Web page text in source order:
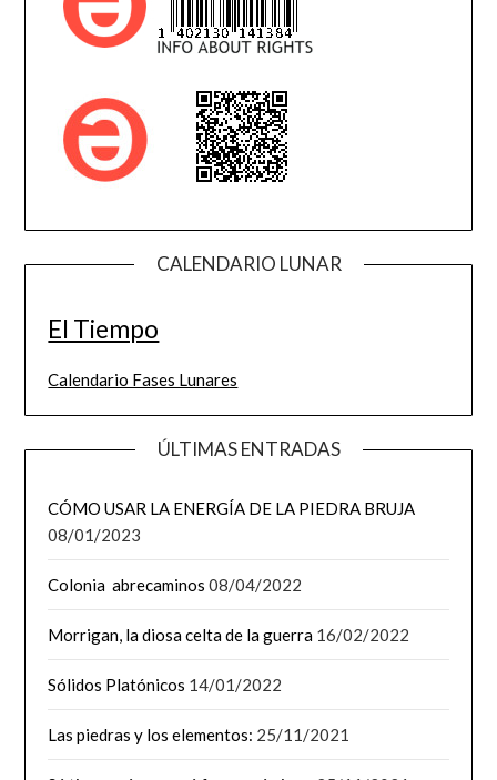
CALENDARIO LUNAR
El Tiempo
Calendario Fases Lunares
ÚLTIMAS ENTRADAS
CÓMO USAR LA ENERGÍA DE LA PIEDRA BRUJA
08/01/2023
Colonia abrecaminos 08/04/2022
Morrigan, la diosa celta de la guerra 16/02/2022
Sólidos Platónicos 14/01/2022
Las piedras y los elementos: 25/11/2021